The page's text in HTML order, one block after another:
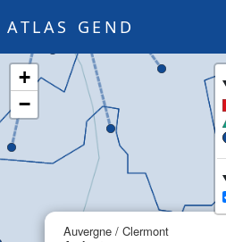
ATLAS GEND
Auvergne / Clermont
+
−